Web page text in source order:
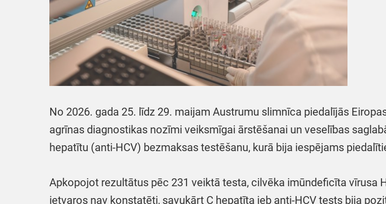
No 2026. gada 25. līdz 29. maijam Austrumu slimnīca piedalījās
agrīnas diagnostikas nozīmi veiksmīgai ārstēšanai un veselības
hepatītu (anti-HCV) bezmaksas testēšanu, kurā bija iespējams
Apkopojot rezultātus pēc 231 veiktā testa, cilvēka imūndeficīta vīrusa
ietvaros nav konstatēti, savukārt C hepatīta jeb anti-HCV tests bija